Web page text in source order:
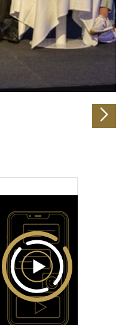
und Anzeigen zu
Medien anbieten
unsere Partner für
weiter. Unsere
möglicherweise mit